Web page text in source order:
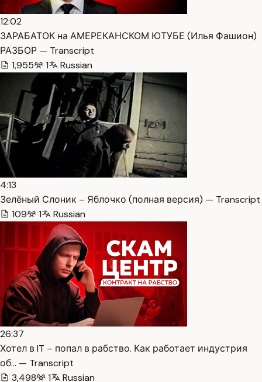
12:02
ЗАРАБАТОК на АМЕРЕКАНСКОМ ЮТУБЕ (Илья Фашион)
РАЗБОР — Transcript
1,955
1 Russian
4:13
Зелёный Слоник – Яблочко (полная версия) — Transcript
109
1 Russian
26:37
Хотел в IT – попал в рабство. Как работает индустрия
об… — Transcript
3,498
1 Russian